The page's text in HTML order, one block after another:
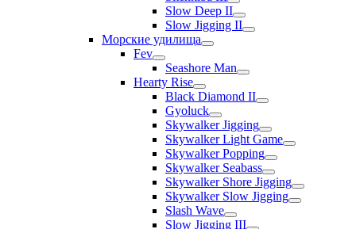
Slow Deep II
Slow Jigging II
Морские удилища
Fev
Seashore Man
Hearty Rise
Black Diamond II
Gyoluck
Skywalker Jigging
Skywalker Light Game
Skywalker Popping
Skywalker Seabass
Skywalker Shore Jigging
Skywalker Slow Jigging
Slash Wave
Slow Jigging III